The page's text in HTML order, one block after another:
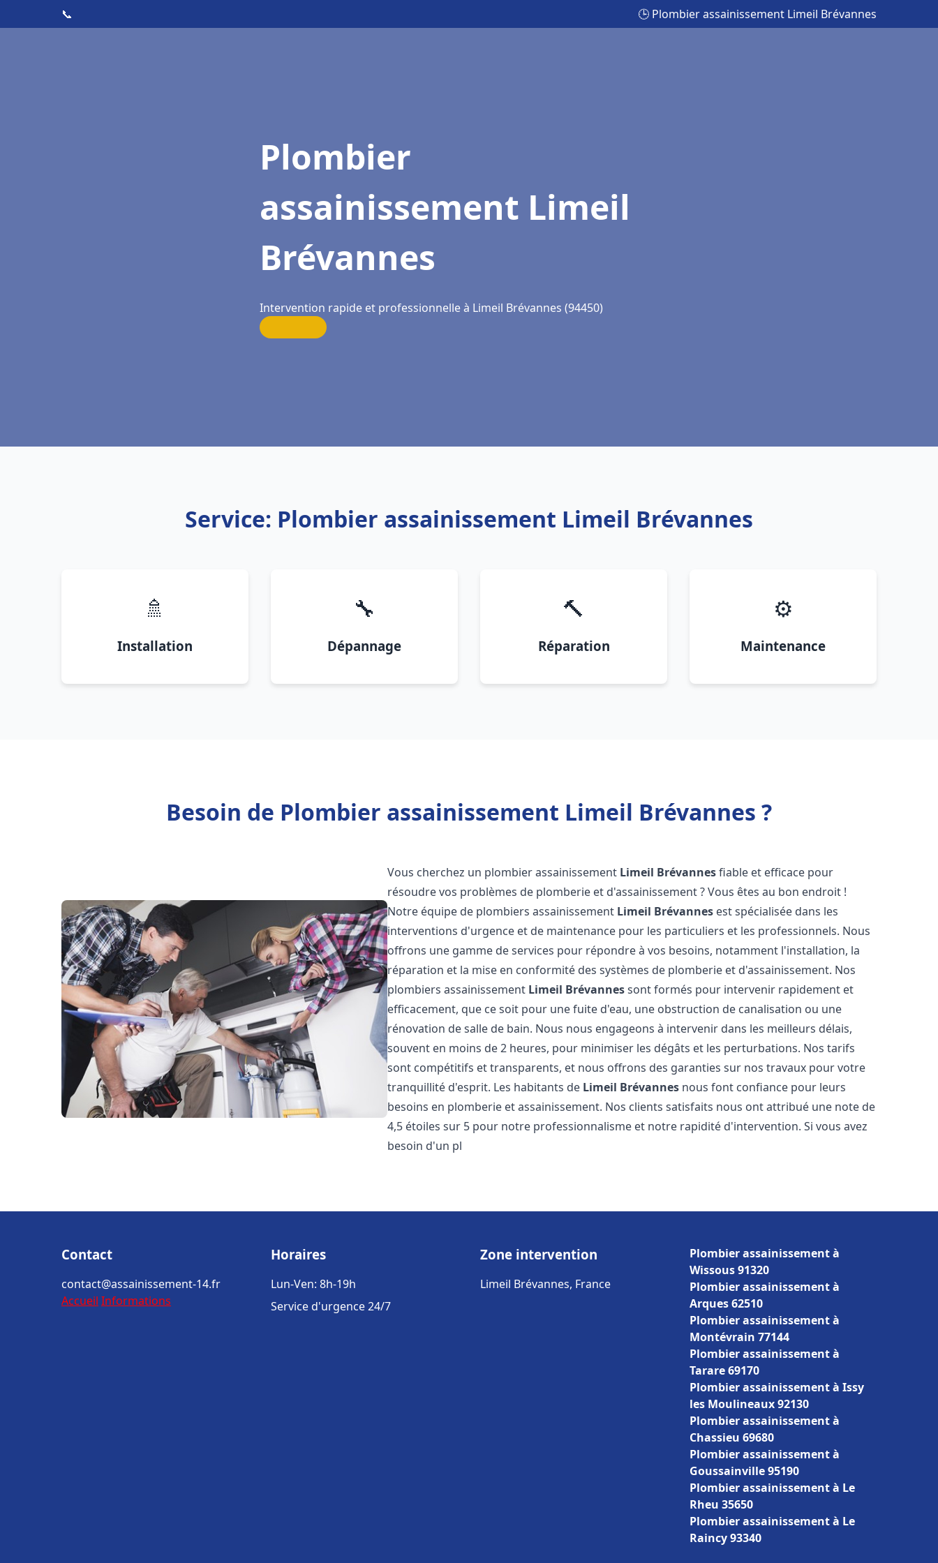
📞 🕒 Plombier assainissement Limeil Brévannes
Plombier
assainissement Limeil
Brévannes
Intervention rapide et professionnelle à Limeil Brévannes (94450)
Service: Plombier assainissement Limeil Brévannes
🚿
Installation
🔧
Dépannage
🔨
Réparation
⚙️
Maintenance
Besoin de Plombier assainissement Limeil Brévannes ?
Vous cherchez un plombier assainissement Limeil Brévannesfiable et efficace pour
résoudre vos problèmes de plomberie et d'assainissement ? Vous êtes au bon endroit !
Notre équipe de plombiers assainissement Limeil Brévannes est spécialisée dans les
interventions d'urgence et de maintenance pour les particuliers et les professionnels. Nous
offrons une gamme de services pour répondre à vos besoins, notamment l'installation, la
réparation et la mise en conformité des systèmes de plomberie et d'assainissement. Nos
plombiers assainissement Limeil Brévannessont formés pour intervenir rapidement et
efficacement, que ce soit pour une fuite d'eau, une obstruction de canalisation ou une
rénovation de salle de bain. Nous nous engageons à intervenir dans les meilleurs délais,
souvent en moins de 2 heures, pour minimiser les dégâts et les perturbations. Nos tarifs
sont compétitifs et transparents, et nous offrons des garanties sur nos travaux pour votre
tranquillité d'esprit. Les habitants de Limeil Brévannes nous font confiance pour leurs
besoins en plomberie et assainissement. Nos clients satisfaits nous ont attribué une note de
4,5 étoiles sur 5 pour notre professionnalisme et notre rapidité d'intervention. Si vous avez
besoin d'un pl
Contact
contact@assainissement-14.fr
Accueil Informations
Horaires
Lun-Ven: 8h-19h
Service d'urgence 24/7
Zone intervention
Limeil Brévannes, France
Plombier assainissement à
Wissous 91320
Plombier assainissement à
Arques 62510
Plombier assainissement à
Montévrain 77144
Plombier assainissement à
Tarare 69170
Plombier assainissement à Issy
les Moulineaux 92130
Plombier assainissement à
Chassieu 69680
Plombier assainissement à
Goussainville 95190
Plombier assainissement à Le
Rheu 35650
Plombier assainissement à Le
Raincy 93340